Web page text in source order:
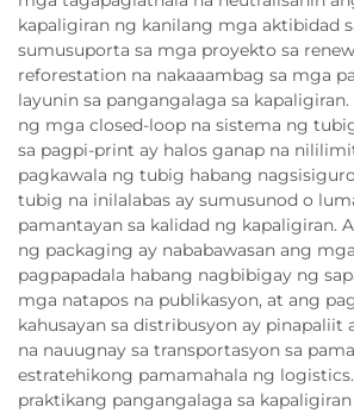
kapaligiran ng kanilang mga aktibidad
sumusuporta sa mga proyekto sa
reforestation na nakaaambag sa mga
layunin sa pangangalaga sa
ng mga closed-loop na sistema ng
sa pagpi-print ay halos ganap na
pagkawala ng tubig habang
tubig na inilalabas ay sumusunod o
pamantayan sa kalidad ng kapaligiran.
ng packaging ay nababawasan ang
pagpapadala habang nagbibigay ng
mga natapos na publikasyon, at ang
kahusayan sa distribusyon ay pinapaliit
na nauugnay sa transportasyon sa
estratehikong pamamahala ng
praktikang pangangalaga sa